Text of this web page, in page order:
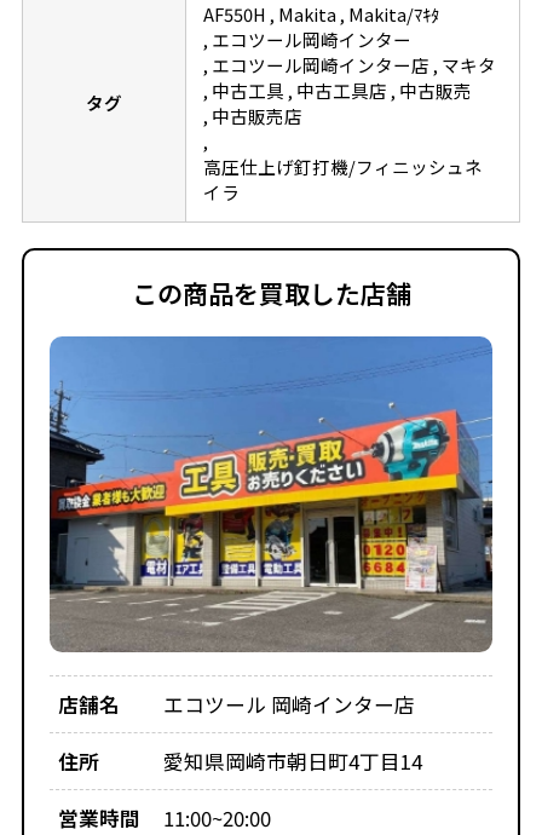
タグ
AF550H Makita Makita/ﾏｷﾀ
エコツール岡崎インター
エコツール岡崎インター店 マキタ
中古工具 中古工具店 中古販売
中古販売店
高圧仕上げ釘打機/フィニッシュネ
イラ
この商品を買取した店舗
店舗名
エコツール 岡崎インター店
住所
愛知県岡崎市朝日町4丁目14
営業時間
11:00~20:00